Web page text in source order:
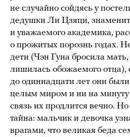
не случайно сойдясь у
дедушки Ли Цзяци,
и уважаемого академика,
о прожитых порознь годах.
дети (Чэн Гуна бросила
лишилась обожаемого отца),
до одиннадцати лет они были
целым миром и ни на минуту
связь их продлится вечно.
тайна: мальчик и девочка
врагами, что великая беда